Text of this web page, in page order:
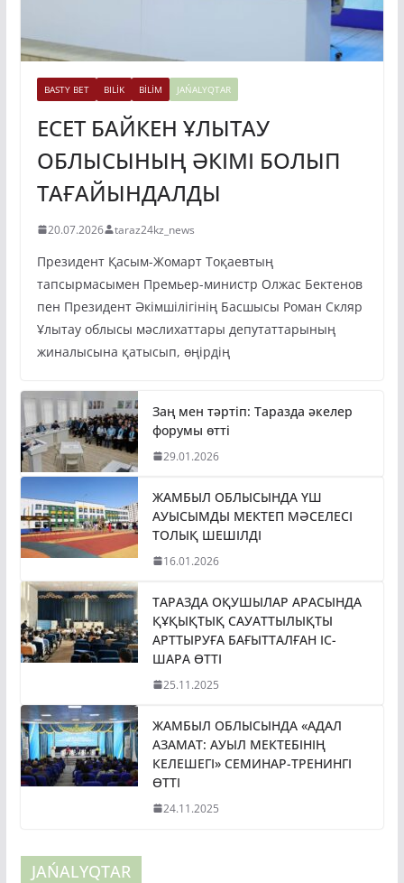
BASTY BET BILİK BİLİM JAŃALYQTAR
ЕСЕТ БАЙКЕН ҰЛЫТАУ
ОБЛЫСЫНЫҢ ӘКІМІ БОЛЫП
ТАҒАЙЫНДАЛДЫ
20.07.2026 taraz24kz_news
Президент Қасым-Жомарт Тоқаевтың
тапсырмасымен Премьер-министр Олжас Бектенов
пен Президент Әкімшілігінің Басшысы Роман Скляр
Ұлытау облысы мәслихаттары депутаттарының
жиналысына қатысып, өңірдің
Заң мен тәртіп: Таразда әкелер
форумы өтті
29.01.2026
ЖАМБЫЛ ОБЛЫСЫНДА ҮШ
АУЫСЫМДЫ МЕКТЕП МӘСЕЛЕСІ
ТОЛЫҚ ШЕШІЛДІ
16.01.2026
ТАРАЗДА ОҚУШЫЛАР АРАСЫНДА
ҚҰҚЫҚТЫҚ САУАТТЫЛЫҚТЫ
АРТТЫРУҒА БАҒЫТТАЛҒАН ІС-
ШАРА ӨТТІ
25.11.2025
ЖАМБЫЛ ОБЛЫСЫНДА «АДАЛ
АЗАМАТ: АУЫЛ МЕКТЕБІНІҢ
КЕЛЕШЕГІ» СЕМИНАР-ТРЕНИНГІ
ӨТТІ
24.11.2025
JAŃALYQTAR